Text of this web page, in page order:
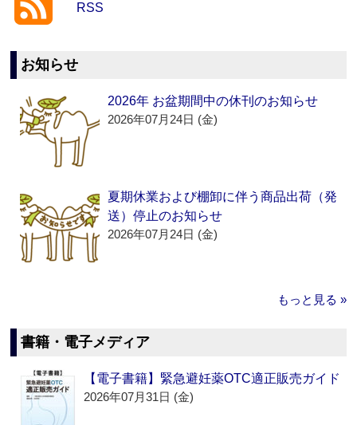
RSS
お知らせ
2026年 お盆期間中の休刊のお知らせ
2026年07月24日 (金)
夏期休業および棚卸に伴う商品出荷（発
送）停止のお知らせ
2026年07月24日 (金)
もっと見る »
書籍・電子メディア
【電子書籍】緊急避妊薬OTC適正販売ガイド
2026年07月31日 (金)